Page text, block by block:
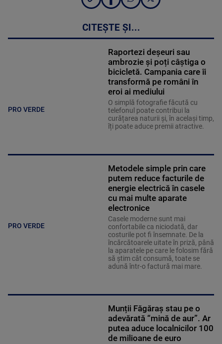
CITEȘTE ȘI...
PRO VERDE
Raportezi deșeuri sau
ambrozie și poți câștiga o
bicicletă. Campania care îi
transformă pe români în
eroi ai mediului
O simplă fotografie făcută cu
telefonul poate contribui la
curățarea naturii și, în același timp,
îți poate aduce premii atractive.
PRO VERDE
Metodele simple prin care
putem reduce facturile de
energie electrică în casele
cu mai multe aparate
electronice
Casele moderne sunt mai
confortabile ca niciodată, dar
costurile pot fi însemnate. De la
încărcătoarele uitate în priză, până
la aparatele pe care le folosim fără
să știm cât consumă, toate se
adună într-o factură mai mare.
Munții Făgăraș stau pe o
adevărată “mină de aur”. Ar
putea aduce localnicilor 100
de milioane de euro